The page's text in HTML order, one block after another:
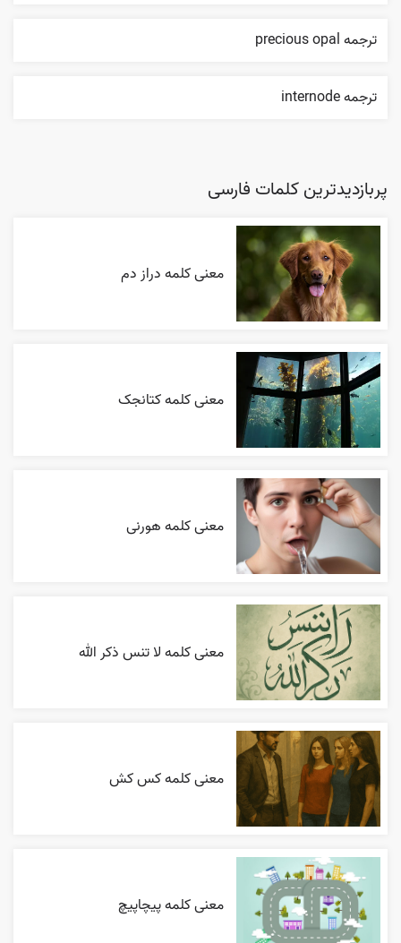
ترجمه precious opal
ترجمه internode
پربازدیدترین کلمات فارسی
معنی کلمه دراز دم
معنی کلمه کتانجک
معنی کلمه هورنی
معنی کلمه لا تنس ذکر الله
معنی کلمه کس کش
معنی کلمه پیچاپیچ